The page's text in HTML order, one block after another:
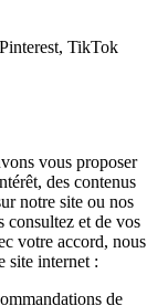
TikTok
vous proposer
des contenus
notre site ou nos
consultez et de vos
votre accord, nous
site internet :
de